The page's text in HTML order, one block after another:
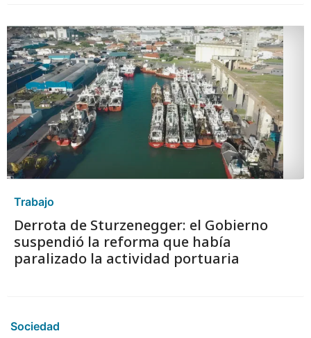
Trabajo
Derrota de Sturzenegger: el Gobierno
suspendió la reforma que había
paralizado la actividad portuaria
Sociedad